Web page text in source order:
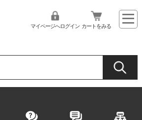
マイページへログイン カートをみる